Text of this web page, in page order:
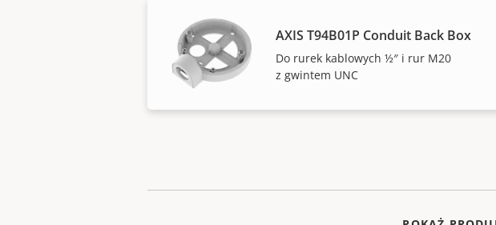
AXIS T94B01P Conduit Back Box
Do rurek kablowych ½″ i rur M20
z gwintem UNC